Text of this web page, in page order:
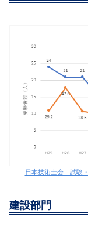
日本技術士会 試験
建設部門